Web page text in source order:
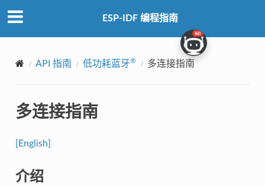
ESP-IDF 编程指南
API 指南 低功耗蓝牙® 多连接指南
多连接指南
[English]
介绍